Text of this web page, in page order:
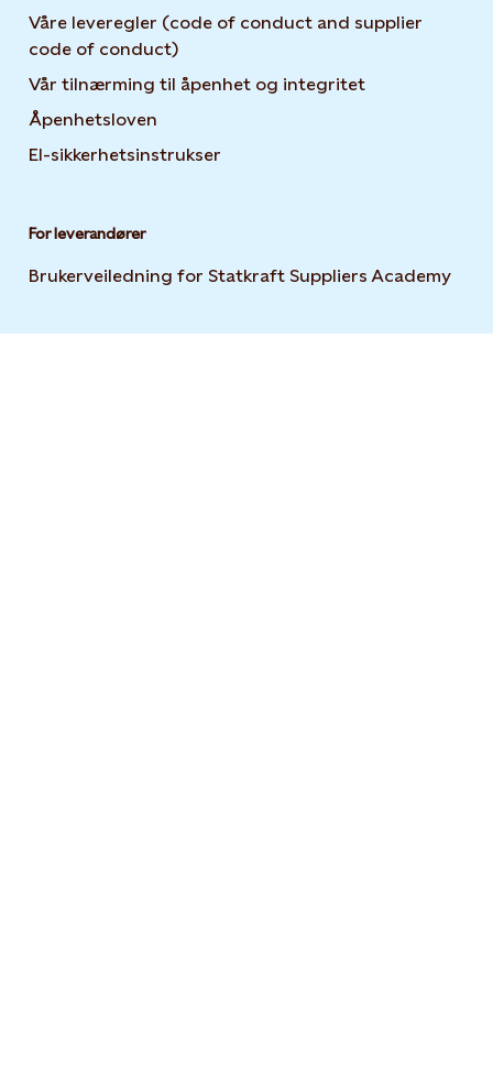
Våre leveregler (code of conduct and supplier
code of conduct)
Vår tilnærming til åpenhet og integritet
Åpenhetsloven
El-sikkerhetsinstrukser
For leverandører
Brukerveiledning for Statkraft Suppliers Academy